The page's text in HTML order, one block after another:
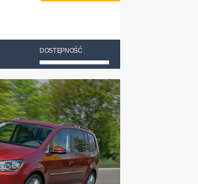
DOSTĘPNOŚĆ